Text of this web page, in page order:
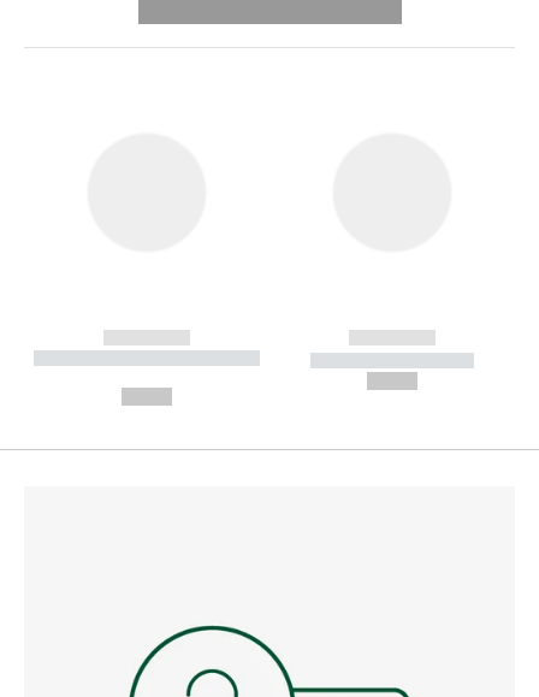
------------
----------- ----------- --------
------------
----------- -----------